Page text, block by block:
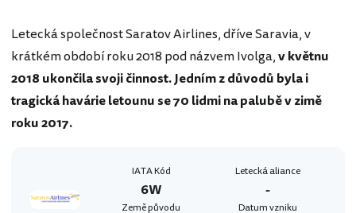
Letecká společnost Saratov Airlines, dříve Saravia, v
krátkém období roku 2018 pod názvem Ivolga,v květnu
2018 ukončila svoji činnost. Jedním z důvodů byla i
tragická havárie letounu se 70 lidmi na palubě v zimě
roku 2017.
IATA Kód
6W
Letecká aliance
-
Země původu Datum vzniku